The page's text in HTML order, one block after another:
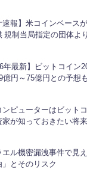
速報】米コインベース
規制当局指定の団体よ
年最新】ビットコイン
億円～75億円との予想も
ンピューターはビット
家が知っておきたい将
エル機密漏洩事件で見
」とそのリスク